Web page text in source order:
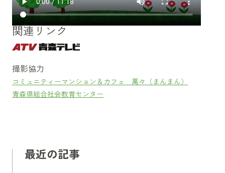
関連リンク
撮影協力
コミュニティーマンション＆カフェ 萬々（まんまん）
青森県総合社会教育センター
最近の記事